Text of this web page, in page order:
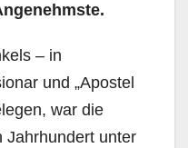
– in
und „Apostel
war die
Jahrhundert unter